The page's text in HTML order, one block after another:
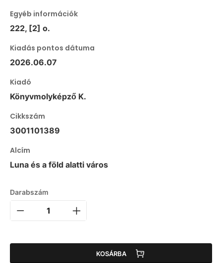
Egyéb információk
222, [2] o.
Kiadás pontos dátuma
2026.06.07
Kiadó
Könyvmolyképző K.
Cikkszám
3001101389
Alcím
Luna és a föld alatti város
Darabszám
KOSÁRBA